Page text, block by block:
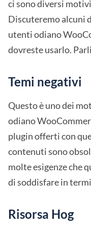
ci sono diversi
Discuteremo alcuni
utenti odiano
dovreste usarlo.
Temi negativi
Questo è uno dei
odiano
plugin offerti con
contenuti sono
molte esigenze che
di soddisfare in
Risorsa Hog